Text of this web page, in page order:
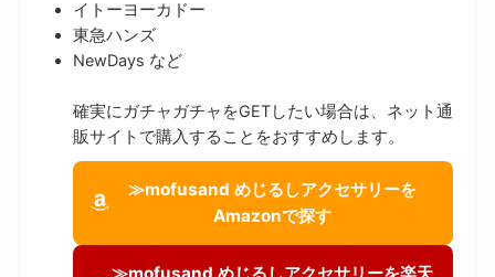
イトーヨーカドー
東急ハンズ
NewDays など
確実にガチャガチャをGETしたい場合は、ネット通
販サイトで購入することをおすすめします。
≫mofusand めじるしアクセサリーを
Amazonで探す